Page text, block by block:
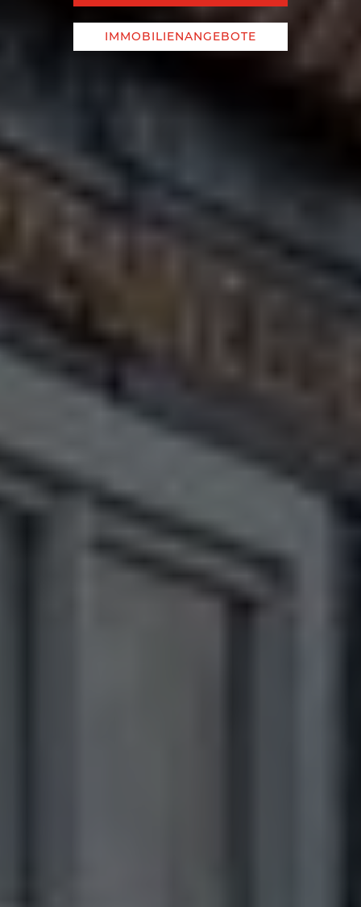
IMMOBILIENANGEBOTE